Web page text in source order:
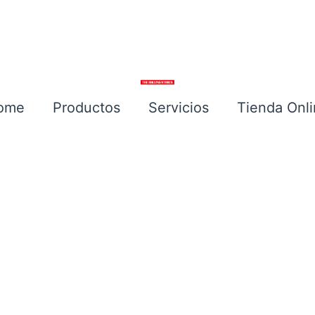
Productos Servicios
Tienda